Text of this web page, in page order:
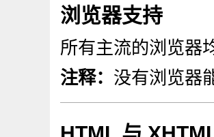
浏览器支持
所有主流的浏览器
注释： 没有浏览器